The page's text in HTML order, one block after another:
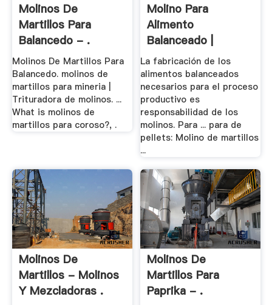
Molinos De
Martillos Para
Balancedo - .
Molinos De Martillos Para
Balancedo. molinos de
martillos para mineria |
Trituradora de molinos. ...
What is molinos de
martillos para coroso?, .
Molino Para
Alimento
Balanceado |
51jawcrusher
La fabricación de los
alimentos balanceados
necesarios para el proceso
productivo es
responsabilidad de los
molinos. Para ... para de
pellets: Molino de martillos
...
Molinos De
Martillos - Molinos
Y Mezcladoras .
Molinos De
Martillos Para
Paprika - .